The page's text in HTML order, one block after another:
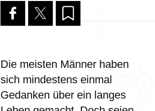
Die meisten Männer haben
sich mindestens einmal
Gedanken über ein langes